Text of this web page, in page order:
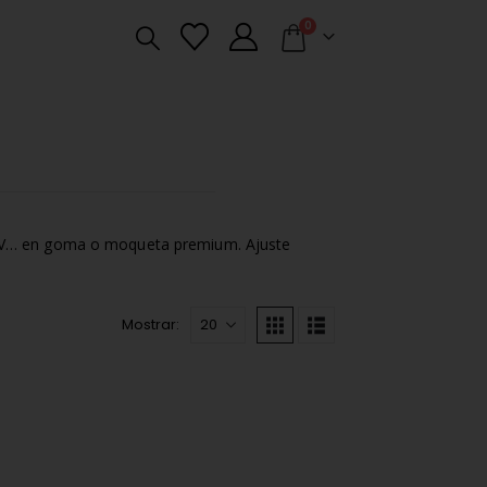
0
en goma o moqueta premium. Ajuste
Mostrar: